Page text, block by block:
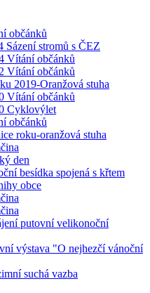
občánků
Sázení stromů s ČEZ
Vítání občánků
Vítání občánků
2019-Oranžová stuha
Vítání občánků
Cyklovýlet
občánků
roku-oranžová stuha
den
besídka spojená s křtem
obce
putovní velikonoční
výstava "O nejhezčí vánoční
suchá vazba